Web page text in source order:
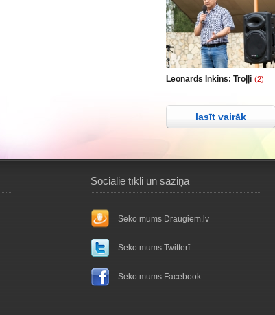
Leonards Inkins: Troļļi (2)
lasīt vairāk
Sociālie tīkli un saziņa
Seko mums Draugiem.lv
Seko mums Twitterī
Seko mums Facebook